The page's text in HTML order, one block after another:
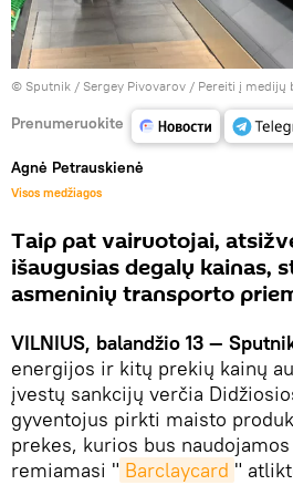
© Sputnik / Sergey Pivovarov / Pereiti į medijų
Prenumeruokite
Agnė Petrauskienė
Visos medžiagos
Taip pat vairuotojai,
išaugusias degalų kainas,
asmeninių transporto
VILNIUS, balandžio 13 —
energijos ir kitų prekių kainų
įvestų sankcijų verčia
gyventojus pirkti maisto
prekes, kurios bus
remiamasi " Barclaycard "